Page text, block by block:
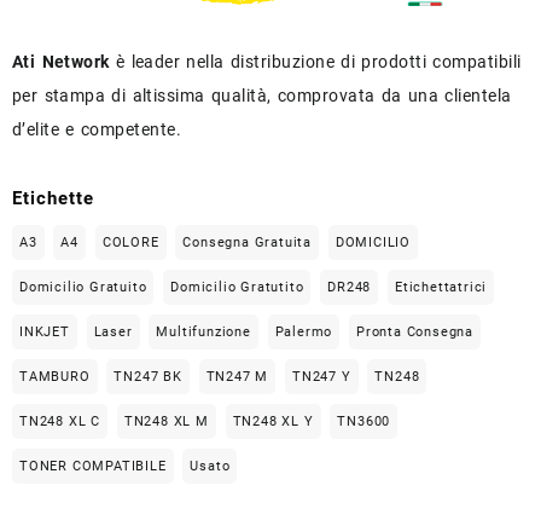
Ati Network è leader nella distribuzione di prodotti compatibili
per stampa di altissima qualità, comprovata da una clientela
d’elite e competente.
Etichette
A3 A4 COLORE Consegna Gratuita DOMICILIO
Domicilio Gratuito Domicilio Gratutito DR248 Etichettatrici
INKJET Laser Multifunzione Palermo Pronta Consegna
TAMBURO TN247 BK TN247 M TN247 Y TN248
TN248 XL C TN248 XL M TN248 XL Y TN3600
TONER COMPATIBILE Usato